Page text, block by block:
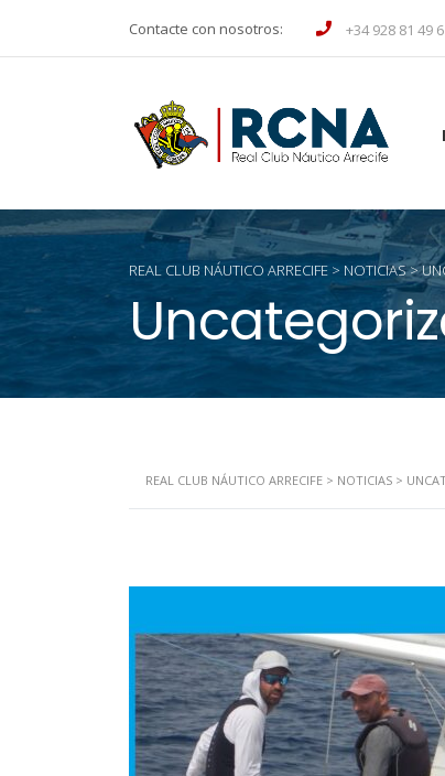
Contacte con nosotros: +34 928 81 49
REAL CLUB NÁUTICO ARRECIFE > NOTICIAS>
REAL CLUB NÁUTICO ARRECIFE > NOTICIAS >